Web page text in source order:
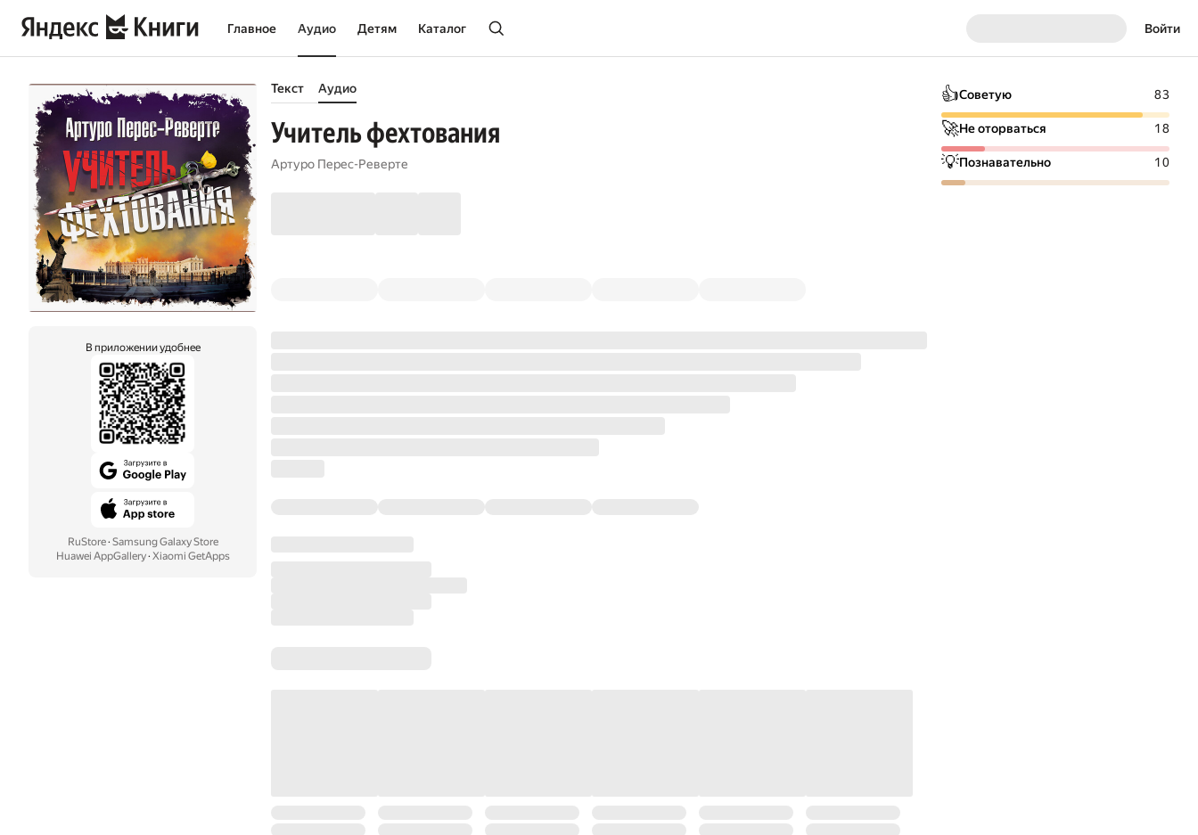
Главное Аудио Детям Каталог Войти
В приложении удобнее
RuStore· Samsung Galaxy Store
Huawei AppGallery· Xiaomi GetApps
Текст Аудио
Учитель фехтования
Артуро Перес-Реверте
👍Советую 83
🚀Не оторваться 18
💡Познавательно 10